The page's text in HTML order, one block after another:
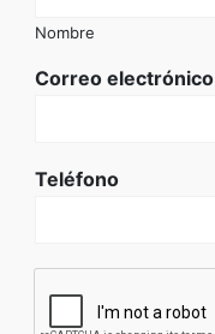
Nombre
Correo electrónico
Teléfono